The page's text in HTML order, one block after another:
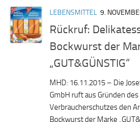
LEBENSMITTEL 9.
Rückruf:
Bockwurst der
„GUT&GÜNSTIG“
MHD: 16.11.2015 – Die
GmbH ruft aus Gründen
Verbraucherschutzes den
Bockwurst der Marke